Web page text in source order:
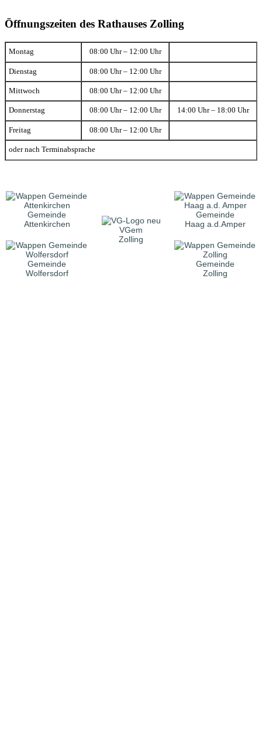
Öffnungszeiten des Rathauses Zolling
Montag 08:00 Uhr – 12:00 Uhr
Dienstag 08:00 Uhr – 12:00 Uhr
Mittwoch 08:00 Uhr – 12:00 Uhr
Donnerstag 08:00 Uhr – 12:00 Uhr 14:00 Uhr – 18:00 Uhr
Freitag 08:00 Uhr – 12:00 Uhr
oder nach Terminabsprache
Gemeinde
Attenkirchen
VGem
Zolling
Gemeinde
Haag a.d.Amper
Gemeinde
Wolfersdorf
Gemeinde
Zolling